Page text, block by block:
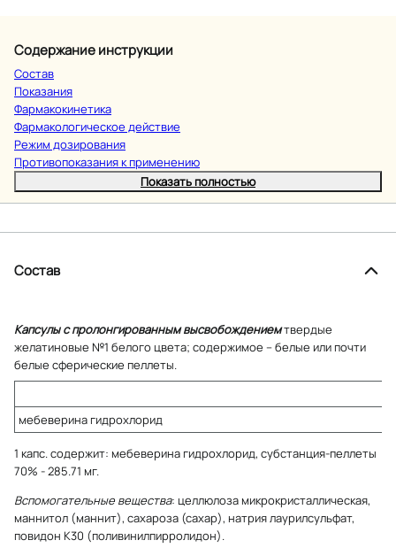
Содержание инструкции
Состав
Показания
Фармакокинетика
Фармакологическое действие
Режим дозирования
Противопоказания к применению
Показать полностью
Состав
Капсулы с пролонгированным высвобождениемтвердые
желатиновые №1 белого цвета; содержимое – белые или почти
белые сферические пеллеты.
мебеверина гидрохлорид
1 капс. содержит: мебеверина гидрохлорид, субстанция-пеллеты
70% - 285.71 мг.
Вспомогательные вещества: целлюлоза микрокристаллическая,
маннитол (маннит), сахароза (сахар), натрия лаурилсульфат,
повидон К30 (поливинилпирролидон).